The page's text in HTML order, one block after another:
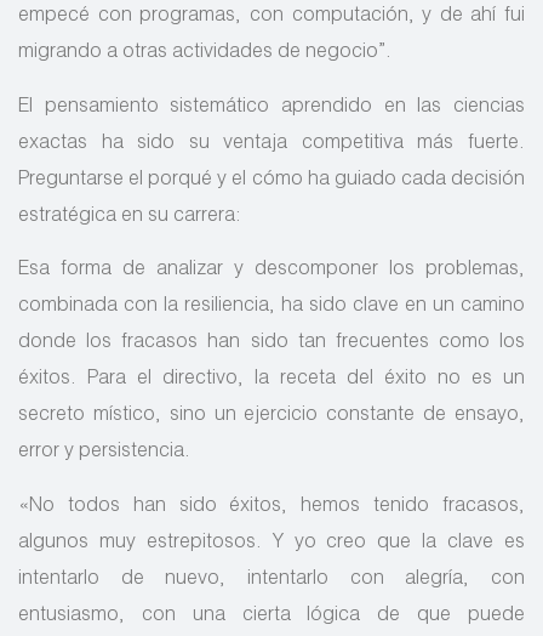
empecé con programas, con computación, y de ahí fui
migrando a otras actividades de negocio”.
El pensamiento sistemático aprendido en las ciencias
exactas ha sido su ventaja competitiva más fuerte.
Preguntarse el porqué y el cómo ha guiado cada decisión
estratégica en su carrera:
Esa forma de analizar y descomponer los problemas,
combinada con la resiliencia, ha sido clave en un camino
donde los fracasos han sido tan frecuentes como los
éxitos. Para el directivo, la receta del éxito no es un
secreto místico, sino un ejercicio constante de ensayo,
error y persistencia.
«No todos han sido éxitos, hemos tenido fracasos,
algunos muy estrepitosos. Y yo creo que la clave es
intentarlo de nuevo, intentarlo con alegría, con
entusiasmo, con una cierta lógica de que puede